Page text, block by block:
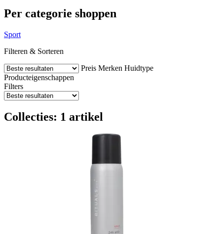
Per categorie shoppen
Sport
Filteren & Sorteren
Preis Merken Huidtype
Producteigenschappen
Filters
Collecties: 1 artikel